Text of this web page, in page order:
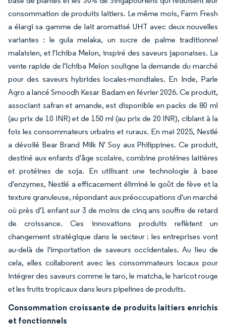
consommation de produits laitiers. Le même mois, Farm Fresh
a élargi sa gamme de lait aromatisé UHT avec deux nouvelles
variantes : le gula melaka, un sucre de palme traditionnel
malaisien, et l'Ichiba Melon, inspiré des saveurs japonaises. La
vente rapide de l'Ichiba Melon souligne la demande du marché
pour des saveurs hybrides locales-mondiales. En Inde, Parle
Agro a lancé Smoodh Kesar Badam en février 2026. Ce produit,
associant safran et amande, est disponible en packs de 80 ml
(au prix de 10 INR) et de 150 ml (au prix de 20 INR), ciblant à la
fois les consommateurs urbains et ruraux. En mai 2025, Nestlé
a dévoilé Bear Brand Milk N' Soy aux Philippines. Ce produit,
destiné aux enfants d'âge scolaire, combine protéines laitières
et protéines de soja. En utilisant une technologie à base
d'enzymes, Nestlé a efficacement éliminé le goût de fève et la
texture granuleuse, répondant aux préoccupations d'un marché
où près d'1 enfant sur 3 de moins de cinq ans souffre de retard
de croissance. Ces innovations produits reflètent un
changement stratégique dans le secteur : les entreprises vont
au-delà de l'importation de saveurs occidentales. Au lieu de
cela, elles collaborent avec les consommateurs locaux pour
intégrer des saveurs comme le taro, le matcha, le haricot rouge
et les fruits tropicaux dans leurs pipelines de produits.
Consommation croissante de produits laitiers enrichis
et fonctionnels